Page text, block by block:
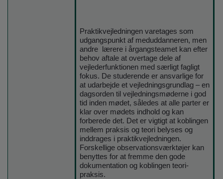
Praktikvejledningen varetages som
udgangspunkt af meduddanneren, men
andre lærere i årgangsteamet kan efter
behov aftale at overtage dele af
vejlederfunktionen med særligt fagligt
fokus. De studerende er ansvarlige for
at udarbejde et vejledningsgrundlag – en
dagsorden til vejledningsmøderne i god
tid inden mødet, således at alle parter er
klar over mødets indhold og kan
forberede det. Det er vigtigt at koblingen
mellem praksis og teori belyses og
inddrages i praktikvejledningen.
Forskellige observationsværktøjer kan
benyttes for at fremme den gode
dokumentation og koblingen teori-
praksis.